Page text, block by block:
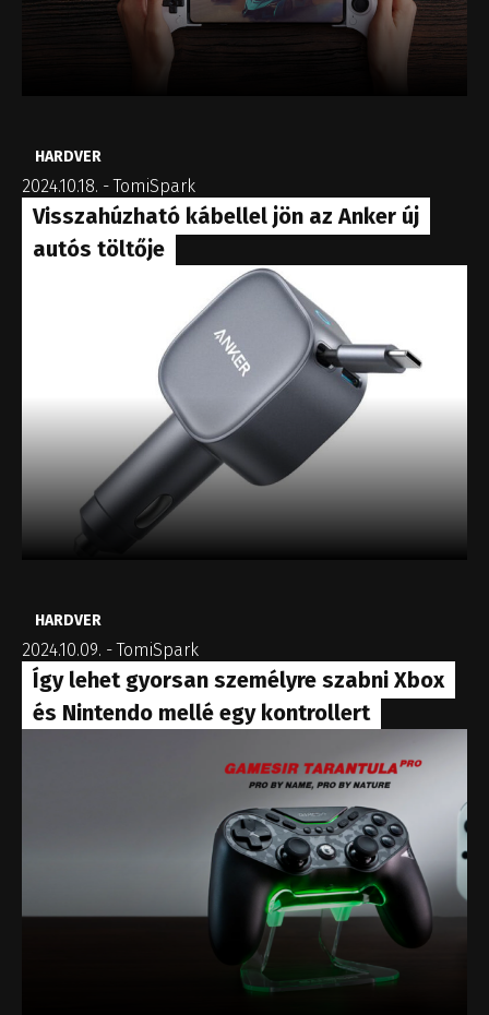
HARDVER
2024.10.18. -TomiSpark
Visszahúzható kábellel jön az Anker új
autós töltője
HARDVER
2024.10.09. -TomiSpark
Így lehet gyorsan személyre szabni Xbox
és Nintendo mellé egy kontrollert